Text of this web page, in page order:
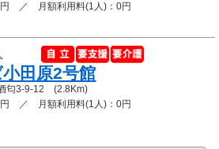
円 ／ 月額利用料(1人)：0円
田原2号館
匂3-9-12 (2.8Km)
円 ／ 月額利用料(1人)：0円